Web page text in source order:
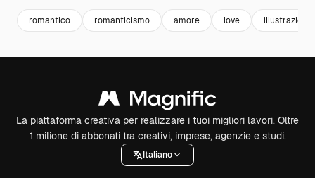
romantico romanticismo amore love illustrazioni
La piattaforma creativa per realizzare i tuoi migliori lavori. Oltre
1 milione di abbonati tra creativi, imprese, agenzie e studi.
Italiano